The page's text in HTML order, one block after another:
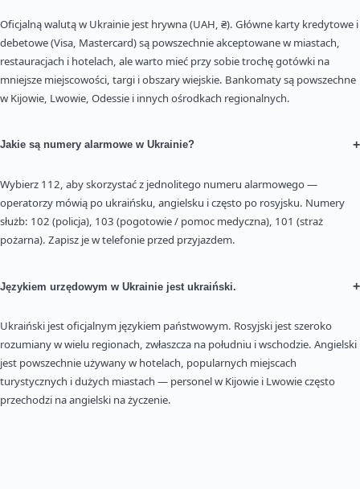
Oficjalną walutą w Ukrainie jest hrywna (UAH, ₴). Główne karty kredytowe i
debetowe (Visa, Mastercard) są powszechnie akceptowane w miastach,
restauracjach i hotelach, ale warto mieć przy sobie trochę gotówki na
mniejsze miejscowości, targi i obszary wiejskie. Bankomaty są powszechne
w Kijowie, Lwowie, Odessie i innych ośrodkach regionalnych.
Jakie są numery alarmowe w Ukrainie? +
Wybierz 112, aby skorzystać z jednolitego numeru alarmowego —
operatorzy mówią po ukraińsku, angielsku i często po rosyjsku. Numery
służb: 102 (policja), 103 (pogotowie / pomoc medyczna), 101 (straż
pożarna). Zapisz je w telefonie przed przyjazdem.
Językiem urzędowym w Ukrainie jest ukraiński. +
Ukraiński jest oficjalnym językiem państwowym. Rosyjski jest szeroko
rozumiany w wielu regionach, zwłaszcza na południu i wschodzie. Angielski
jest powszechnie używany w hotelach, popularnych miejscach
turystycznych i dużych miastach — personel w Kijowie i Lwowie często
przechodzi na angielski na życzenie.